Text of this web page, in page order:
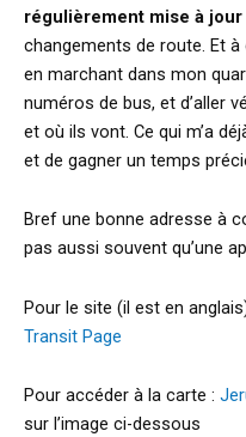
régulièrement mise à jour
changements de route. Et à
en marchant dans mon
numéros de bus, et d’aller
et où ils vont. Ce qui m’a
et de gagner un temps
Bref une bonne adresse à
pas aussi souvent qu’une
Pour le site (il est en
Transit Page
Pour accéder à la carte :
sur l’image ci-dessous